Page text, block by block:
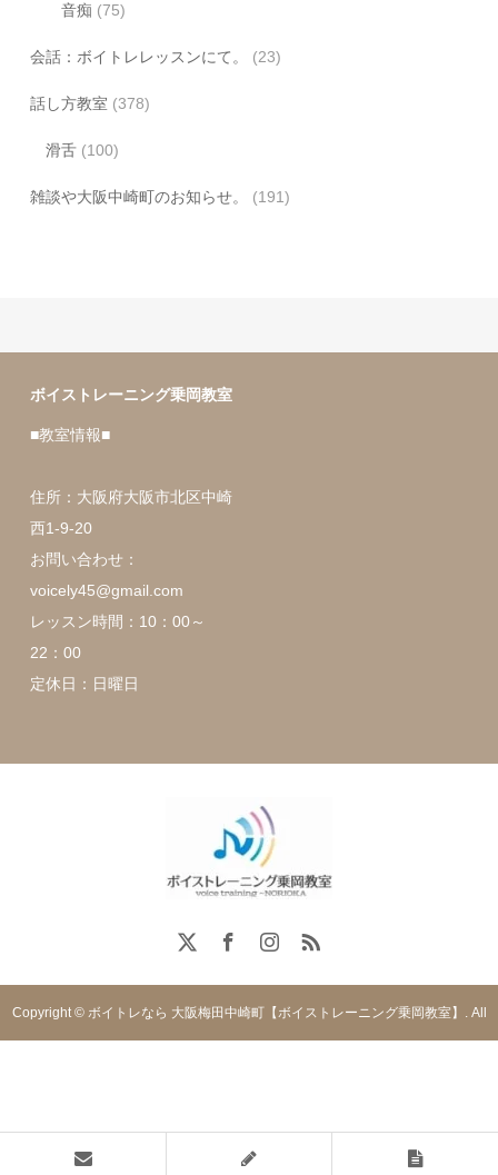
音痴 (75)
会話：ボイトレレッスンにて。 (23)
話し方教室 (378)
滑舌 (100)
雑談や大阪中崎町のお知らせ。 (191)
ボイストレーニング乗岡教室
■教室情報■
住所：大阪府大阪市北区中崎
西1-9-20
お問い合わせ：
voicely45@gmail.com
レッスン時間：10：00～
22：00
定休日：日曜日
Copyright © ボイトレなら 大阪梅田中崎町【ボイストレーニング乗岡教室】. All